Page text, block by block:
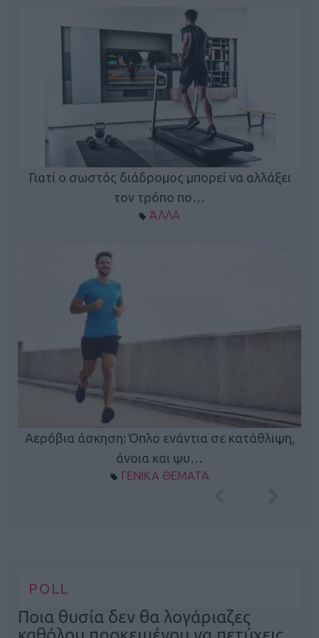
Γιατί ο σωστός διάδρομος μπορεί να αλλάξει
τον τρόπο πο…
ΆΛΛΑ
Αερόβια άσκηση: Όπλο ενάντια σε κατάθλιψη,
άνοια και ψυ…
ΓΕΝΙΚΑ ΘΕΜΑΤΑ
POLL
Ποια θυσία δεν θα λογάριαζες